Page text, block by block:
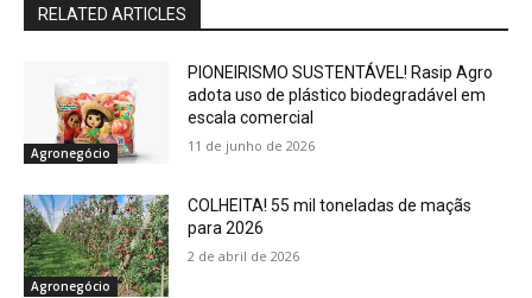
RELATED ARTICLES
Agronegócio
PIONEIRISMO SUSTENTÁVEL! Rasip Agro
adota uso de plástico biodegradável em
escala comercial
11 de junho de 2026
Agronegócio
COLHEITA! 55 mil toneladas de maçãs
para 2026
2 de abril de 2026